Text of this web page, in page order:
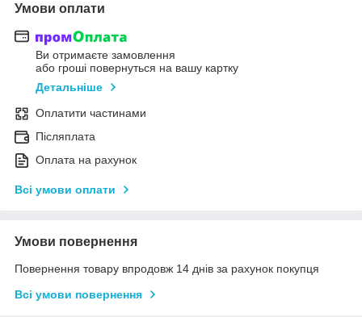
Умови оплати
Ви отримаєте замовлення
або гроші повернуться на вашу картку
Детальніше
Оплатити частинами
Післяплата
Оплата на рахунок
Всі умови оплати
Умови повернення
Повернення товару впродовж 14 днів за рахунок покупця
Всі умови повернення